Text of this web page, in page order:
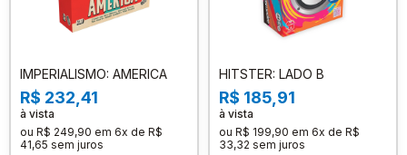
IMPERIALISMO: AMERICA
R$ 232,41
à vista
ou R$ 249,90 em 6x de R$
41,65 sem juros
HITSTER: LADO B
R$ 185,91
à vista
ou R$ 199,90 em 6x de R$
33,32 sem juros